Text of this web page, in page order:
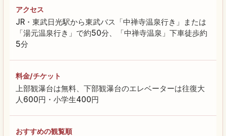
アクセス
JR・東武日光駅から東武バス「中禅寺温泉行き」または
「湯元温泉行き」で約50分、「中禅寺温泉」下車徒歩約
5分
料金/チケット
上部観瀑台は無料、下部観瀑台のエレベーターは往復大
人600円・小学生400円
おすすめの観覧順